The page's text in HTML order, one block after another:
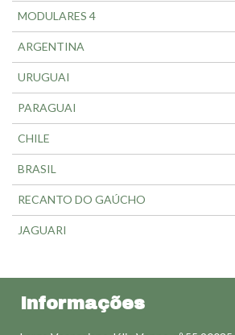
MODULARES 4
ARGENTINA
URUGUAI
PARAGUAI
CHILE
BRASIL
RECANTO DO GAÚCHO
JAGUARI
Informações